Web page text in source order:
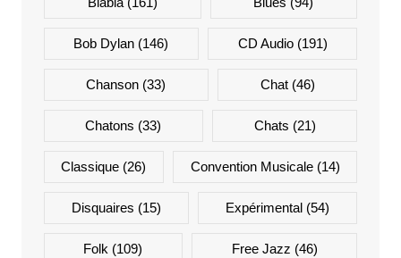
Bob Dylan (146) CD Audio(191)
Chanson (33) Chat(46)
Chatons (33) Chats (21)
Classique (26) Convention Musicale(14)
Disquaires (15) Expérimental (54)
Folk (109) Free Jazz (46)